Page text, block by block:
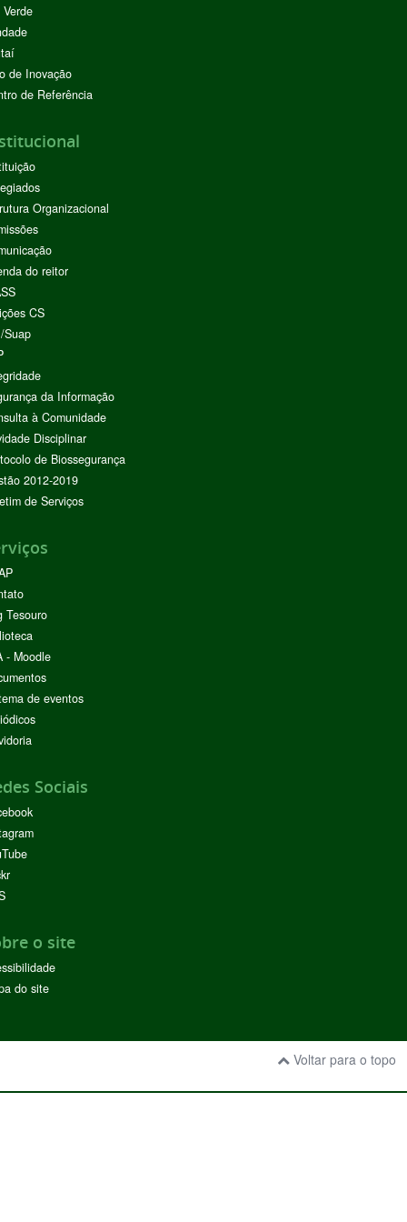
de Inovação
de Referência
Organizacional
do reitor
CS
Suap
da Informação
à Comunidade
Disciplinar
de Biossegurança
2012-2019
de Serviços
Tesouro
- Moodle
de eventos
Sociais
o site
do site
Voltar para o topo